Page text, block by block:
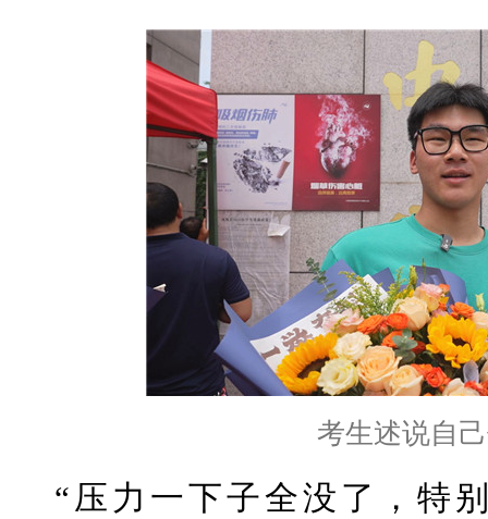
考生述说自
“压力一下子全没了，特